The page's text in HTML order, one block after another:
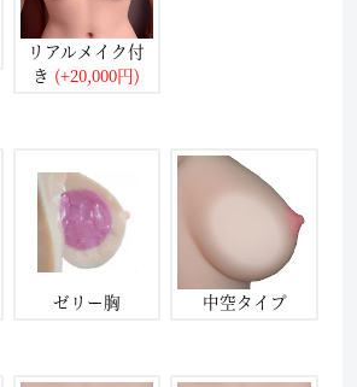
リアルメイク付
き (+20,000円)
ゼリー胸 中空タイプ